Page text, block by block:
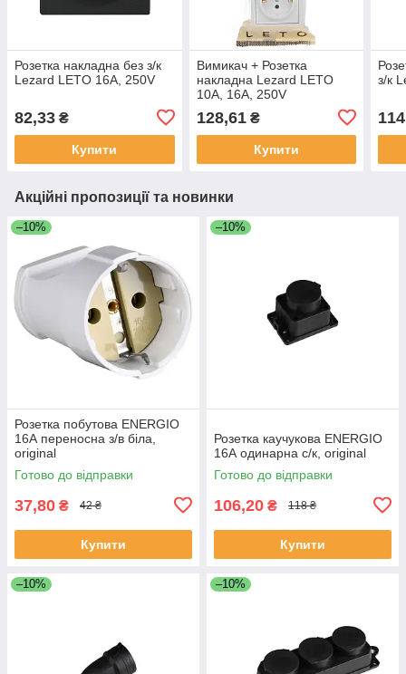
Розетка накладна без з/к
Lezard LETO 16A, 250V
82,33 ₴
Купити
Вимикач + Розетка
накладна Lezard LETO
10A, 16A, 250V
128,61₴
Купити
з/к
Акційні пропозиції та новинки
–10%
Розетка побутова ENERGIO
16А переносна з/в біла,
original
Готово до відправки
37,80 ₴ 42 ₴
Купити
–10%
Розетка каучукова ENERGIO
16А одинарна с/к, original
Готово до відправки
106,20 ₴ 118 ₴
Купити
–10% –10%